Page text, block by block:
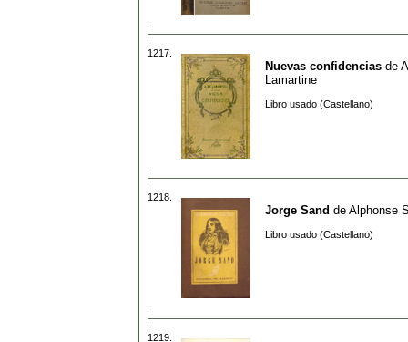
1217.
Nuevas confidencias de
Lamartine
Libro usado (Castellano)
1218.
Jorge Sand de Alphonse
Libro usado (Castellano)
1219.